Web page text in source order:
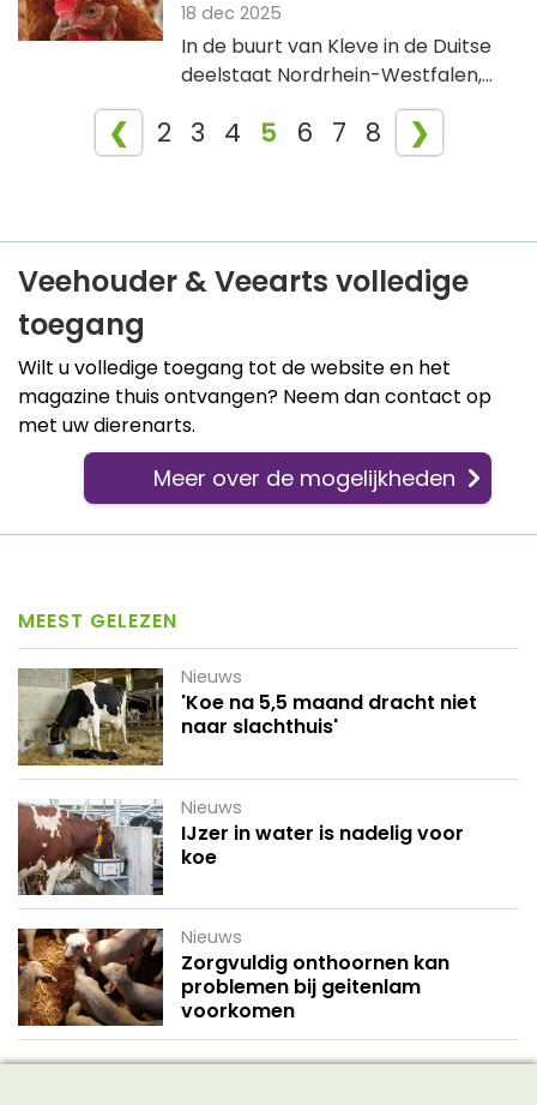
18 dec 2025
In de buurt van Kleve in de Duitse
deelstaat Nordrhein-Westfalen,...
❮ 2 3 4 5 6 7 8 ❯
Veehouder & Veearts volledige
toegang
Wilt u volledige toegang tot de website en het
magazine thuis ontvangen? Neem dan contact op
met uw dierenarts.
Meer over de mogelijkheden
MEEST GELEZEN
Nieuws
'Koe na 5,5 maand dracht niet
naar slachthuis'
Nieuws
IJzer in water is nadelig voor
koe
Nieuws
Zorgvuldig onthoornen kan
problemen bij geitenlam
voorkomen